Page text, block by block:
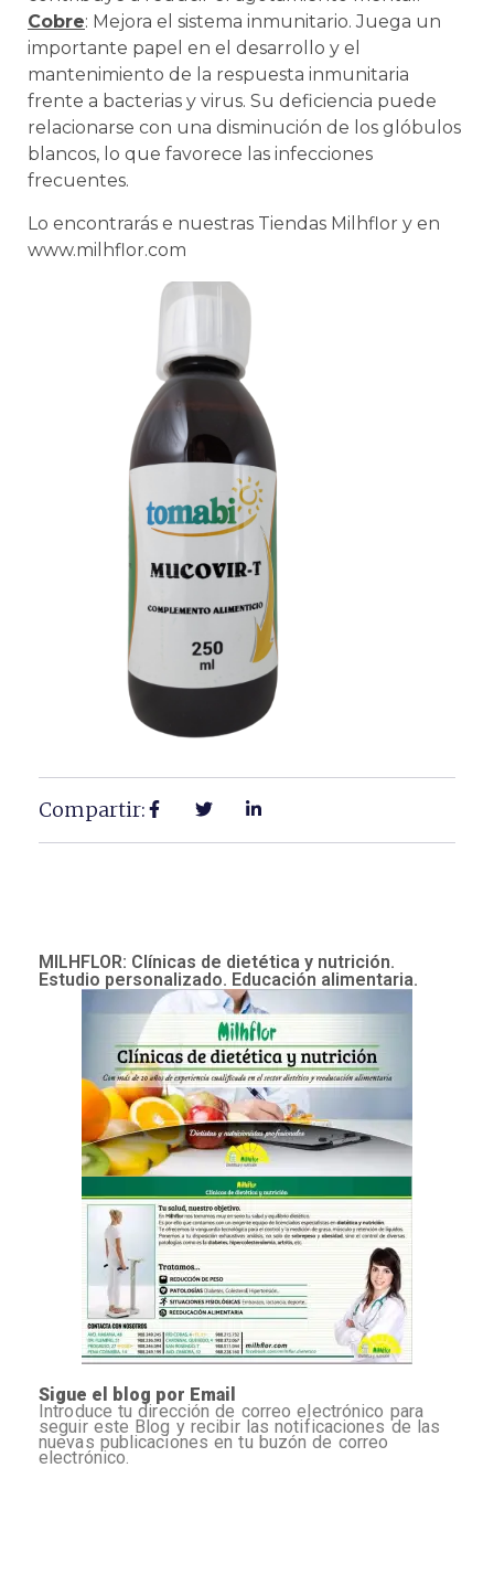
Cobre: Mejora el sistema inmunitario. Juega un
importante papel en el desarrollo y el
mantenimiento de la respuesta inmunitaria
frente a bacterias y virus. Su deficiencia puede
relacionarse con una disminución de los glóbulos
blancos, lo que favorece las infecciones
frecuentes.
Lo encontrarás e nuestras Tiendas Milhflor y en
www.milhflor.com
Compartir:
MILHFLOR: Clínicas de dietética y nutrición.
Estudio personalizado. Educación alimentaria.
Sigue el blog por Email
Introduce tu dirección de correo electrónico para
seguir este Blog y recibir las notificaciones de las
nuevas publicaciones en tu buzón de correo
electrónico.